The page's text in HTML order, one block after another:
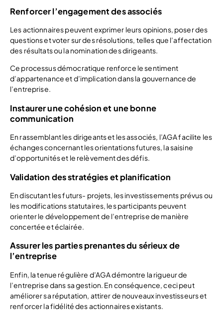
Renforcer l’engagement des associés
Les actionnaires peuvent exprimer leurs opinions, poser des
questions et voter sur des résolutions, telles que l’affectation
des résultats ou la nomination des dirigeants.
Ce processus démocratique renforce le sentiment
d’appartenance et d’implication dans la gouvernance de
l’entreprise.
Instaurer une cohésion et une bonne
communication
En rassemblant les dirigeants et les associés, l’AGA facilite les
échanges concernant les orientations futures, la saisine
d’opportunités et le relèvement des défis.
Validation des stratégies et planification
En discutant les futurs- projets, les investissements prévus ou
les modifications statutaires, les participants peuvent
orienter le développement de l’entreprise de manière
concertée et éclairée.​
Assurer les parties prenantes du sérieux de
l’entreprise
Enfin, la tenue régulière d’AGA démontre la rigueur de
l’entreprise dans sa gestion. En conséquence, ceci peut
améliorer sa réputation, attirer de nouveaux investisseurs et
renforcer la fidélité des actionnaires existants.​